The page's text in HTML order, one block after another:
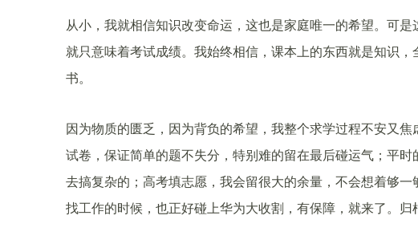
从小，我就相信知识改变命运，这也是家庭唯一的希望。可是
就只意味着考试成绩。我始终相信，课本上的东西就是知识
书。
因为物质的匮乏，因为背负的希望，我整个求学过程不安又
试卷，保证简单的题不失分，特别难的留在最后碰运气；平
去搞复杂的；高考填志愿，我会留很大的余量，不会想着够
找工作的时候，也正好碰上华为大收割，有保障，就来了。归